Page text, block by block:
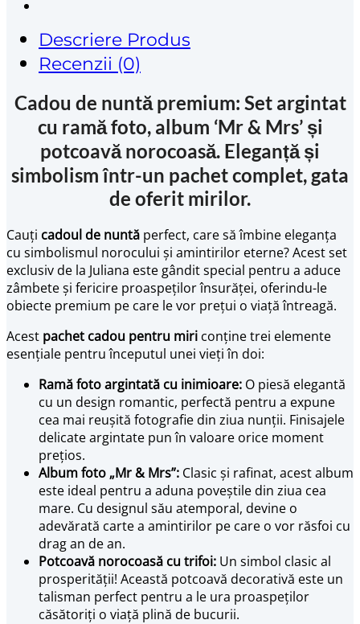
Descriere Produs
Recenzii (0)
Cadou de nuntă premium: Set argintat
cu ramă foto, album ‘Mr & Mrs’ și
potcoavă norocoasă. Eleganță și
simbolism într-un pachet complet, gata
de oferit mirilor.
Cauți cadoul de nuntă perfect, care să îmbine eleganța
cu simbolismul norocului și amintirilor eterne? Acest set
exclusiv de la Juliana este gândit special pentru a aduce
zâmbete și fericire proaspeților însurăței, oferindu-le
obiecte premium pe care le vor prețui o viață întreagă.
Acest pachet cadou pentru miri conține trei elemente
esențiale pentru începutul unei vieți în doi:
Ramă foto argintată cu inimioare: O piesă elegantă
cu un design romantic, perfectă pentru a expune
cea mai reușită fotografie din ziua nunții. Finisajele
delicate argintate pun în valoare orice moment
prețios.
Album foto „Mr & Mrs”: Clasic și rafinat, acest album
este ideal pentru a aduna poveștile din ziua cea
mare. Cu designul său atemporal, devine o
adevărată carte a amintirilor pe care o vor răsfoi cu
drag an de an.
Potcoavă norocoasă cu trifoi: Un simbol clasic al
prosperității! Această potcoavă decorativă este un
talisman perfect pentru a le ura proaspeților
căsătoriți o viață plină de bucurii.